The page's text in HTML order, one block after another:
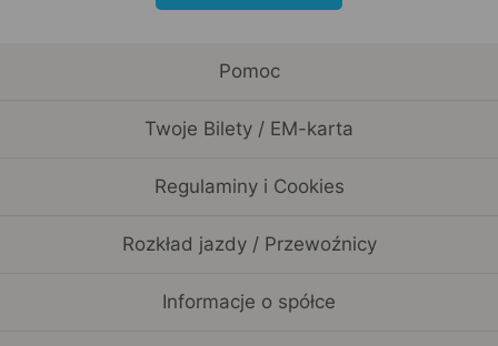
Pomoc
Twoje Bilety / EM-karta
Regulaminy i Cookies
Rozkład jazdy / Przewoźnicy
Informacje o spółce